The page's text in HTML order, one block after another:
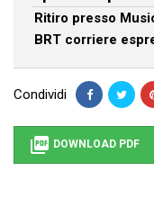
Ritiro presso
BRT corriere
Condividi
 DOWNLOAD PDF